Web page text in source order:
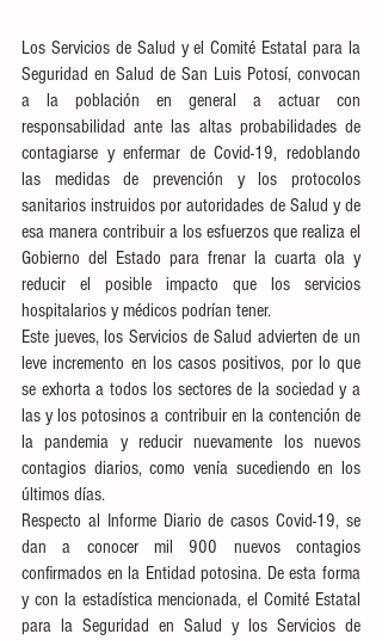
Los Servicios de Salud y el Comité Estatal para la
Seguridad en Salud de San Luis Potosí, convocan
a la población en general a actuar con
responsabilidad ante las altas probabilidades de
contagiarse y enfermar de Covid-19, redoblando
las medidas de prevención y los protocolos
sanitarios instruidos por autoridades de Salud y de
esa manera contribuir a los esfuerzos que realiza el
Gobierno del Estado para frenar la cuarta ola y
reducir el posible impacto que los servicios
hospitalarios y médicos podrían tener.
Este jueves, los Servicios de Salud advierten de un
leve incremento en los casos positivos, por lo que
se exhorta a todos los sectores de la sociedad y a
las y los potosinos a contribuir en la contención de
la pandemia y reducir nuevamente los nuevos
contagios diarios, como venía sucediendo en los
últimos días.
Respecto al Informe Diario de casos Covid-19, se
dan a conocer mil 900 nuevos contagios
confirmados en la Entidad potosina. De esta forma
y con la estadística mencionada, el Comité Estatal
para la Seguridad en Salud y los Servicios de